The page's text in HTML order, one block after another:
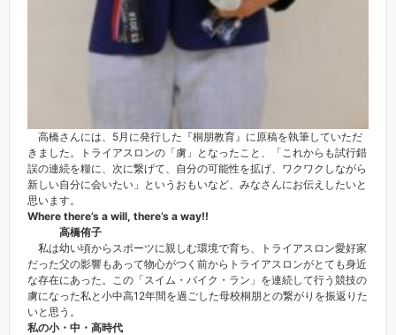
高橋さんには、5月に発行した『桐朋教育』に原稿を執筆していただ
きました。トライアスロンの「虜」となったこと、「これからも試行錯
誤の連続を糧に、次に繋げて、自分の可能性を拡げ、ワクワクしながら
新しい自分に会いたい」というおもいなど、みなさんにお伝えしたいと
思います。
Where there’s a will, there’s a way!!
高橋侑子
私は幼い頃からスポーツに親しむ環境で育ち、トライアスロン愛好家
だった父の影響もあって物心がつく前からトライアスロンがとても身近
な存在にあった。この「スイム・バイク・ラン」を連続して行う競技の
虜になった私と小中高12年間を過ごした母校桐朋との繋がりを振返りた
いと思う。
私の小・中・高時代